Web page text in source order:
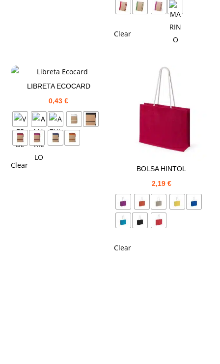
Clear
LIBRETA ECOCARD
0,43€
Clear
BOLSA HINTOL
2,19 €
Clear